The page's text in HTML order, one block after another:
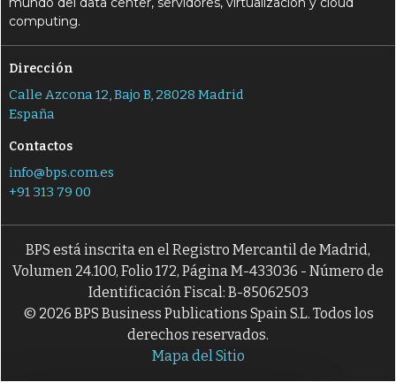
computing.
Dirección
Calle Azcona 12, Bajo B, 28028 Madrid
España
Contactos
info@bps.com.es
+91 313 79 00
BPS está inscrita en el Registro Mercantil de Madrid,
Volumen 24.100, Folio 172, Página M-433036 - Número de
Identificación Fiscal: B-85062503
© 2026 BPS Business Publications Spain S.L. Todos los
derechos reservados.
Mapa del Sitio